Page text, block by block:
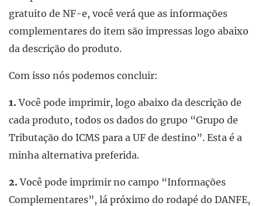
gratuito de NF-e, você verá que as informações
complementares do item são impressas logo abaixo
da descrição do produto.
Com isso nós podemos concluir:
1. Você pode imprimir, logo abaixo da descrição de
cada produto, todos os dados do grupo “Grupo de
Tributação do ICMS para a UF de destino”. Esta é a
minha alternativa preferida.
2. Você pode imprimir no campo “Informações
Complementares”, lá próximo do rodapé do DANFE,